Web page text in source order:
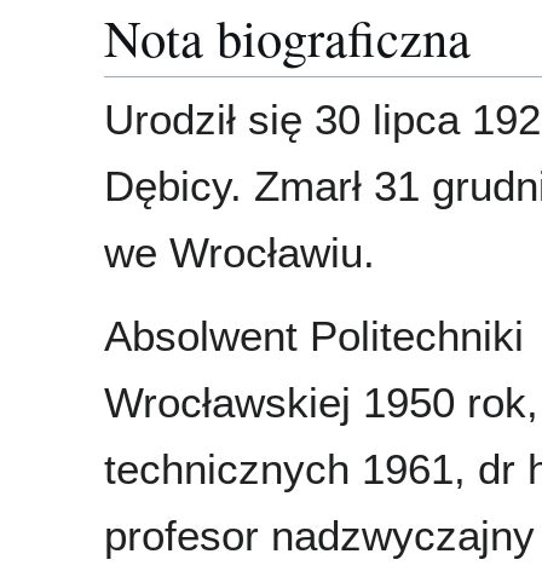
Nota biograficzna
Urodził się 30 lipca
Dębicy. Zmarł 31
we Wrocławiu.
Absolwent Politechniki
Wrocławskiej 1950
technicznych 1961, dr
profesor